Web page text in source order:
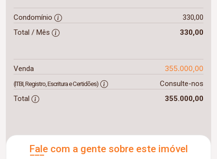
Condomínio
330,00
Total / Mês
330,00
Venda 355.000,00
(ITBI, Registro, Escritura e Certidões)
Consulte-nos
Total
355.000,00
Fale com a gente sobre este imóvel